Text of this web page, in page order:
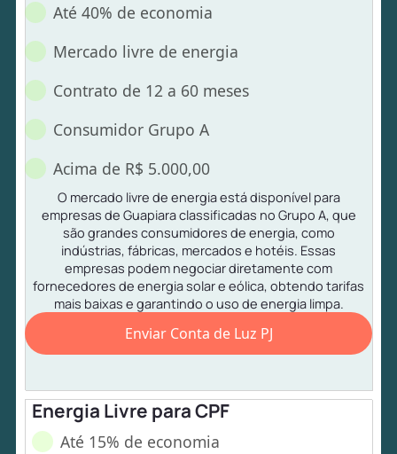
Até 40% de economia
Mercado livre de energia
Contrato de 12 a 60 meses
Consumidor Grupo A
Acima de R$ 5.000,00
O mercado livre de energia está disponível para
empresas de Guapiara classificadas no Grupo A, que
são grandes consumidores de energia, como
indústrias, fábricas, mercados e hotéis. Essas
empresas podem negociar diretamente com
fornecedores de energia solar e eólica, obtendo tarifas
mais baixas e garantindo o uso de energia limpa.
Enviar Conta de Luz PJ
Energia Livre para CPF
Até 15% de economia